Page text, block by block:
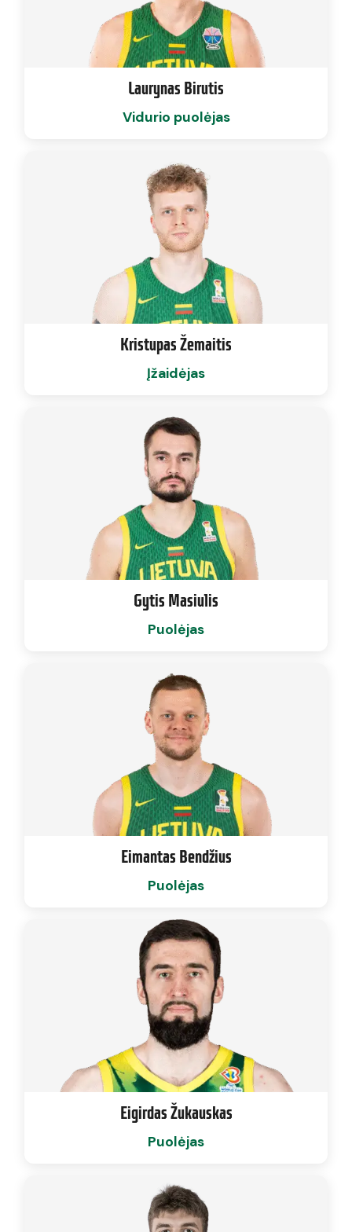
Laurynas Birutis
Vidurio puolėjas
Kristupas Žemaitis
Įžaidėjas
Gytis Masiulis
Puolėjas
Eimantas Bendžius
Puolėjas
Eigirdas Žukauskas
Puolėjas